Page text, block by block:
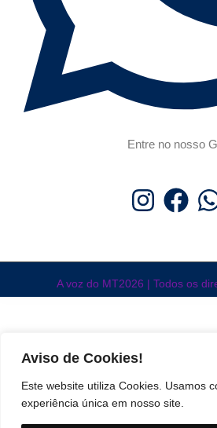
Aviso de Cookies!
Este website utiliza Cookies. Usamos
experiência única em nosso site.
Entre no nosso
A voz do MT2026 | Todos os